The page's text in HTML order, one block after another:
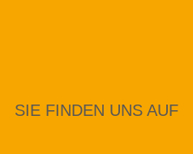
SIE FINDEN UNS AUF